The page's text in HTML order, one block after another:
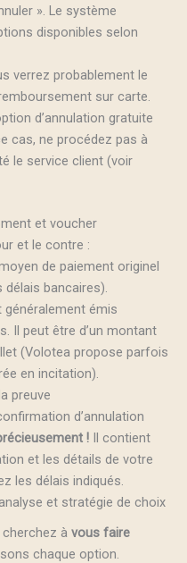
». Le système
disponibles selon
verrez probablement le
sur carte.
d’annulation gratuite
cas, ne procédez pas à
le service client (voir
et voucher
et le contre :
de paiement originel
bancaires).
émis
Il peut être d’un montant
(Volotea propose parfois
en incitation).
preuve
d’annulation
! Il contient
et les détails de votre
les délais indiqués.
et stratégie de choix
à vous faire
chaque option.